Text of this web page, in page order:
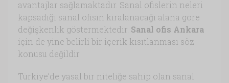
avantajlar sağlamaktadır. Sanal ofislerin neleri
kapsadığı sanal ofisin kiralanacağı alana göre
değişkenlik göstermektedir. Sanal ofis Ankara
için de yine belirli bir içerik kısıtlanması söz
konusu değildir.
Türkiye’de yasal bir niteliğe sahip olan sanal